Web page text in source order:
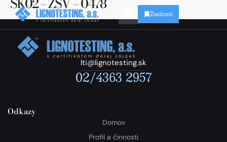
Žiadosti
lti@lignotesting.sk
02/4363 2957
Odkazy
Domov
Profil a činnosti